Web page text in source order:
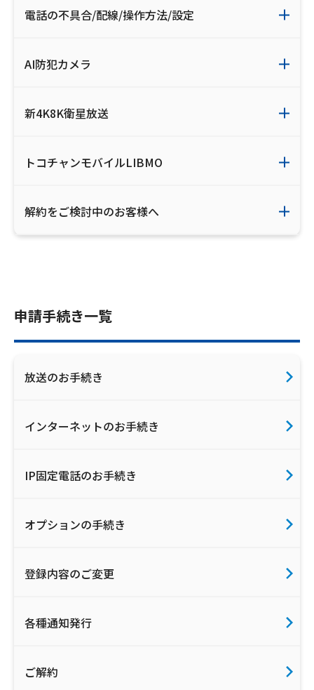
電話の不具合/配線/操作方法/設定
AI防犯カメラ
新4K8K衛星放送
トコチャンモバイルLIBMO
解約をご検討中のお客様へ
申請手続き一覧
放送のお手続き
インターネットのお手続き
IP固定電話のお手続き
オプションの手続き
登録内容のご変更
各種通知発行
ご解約